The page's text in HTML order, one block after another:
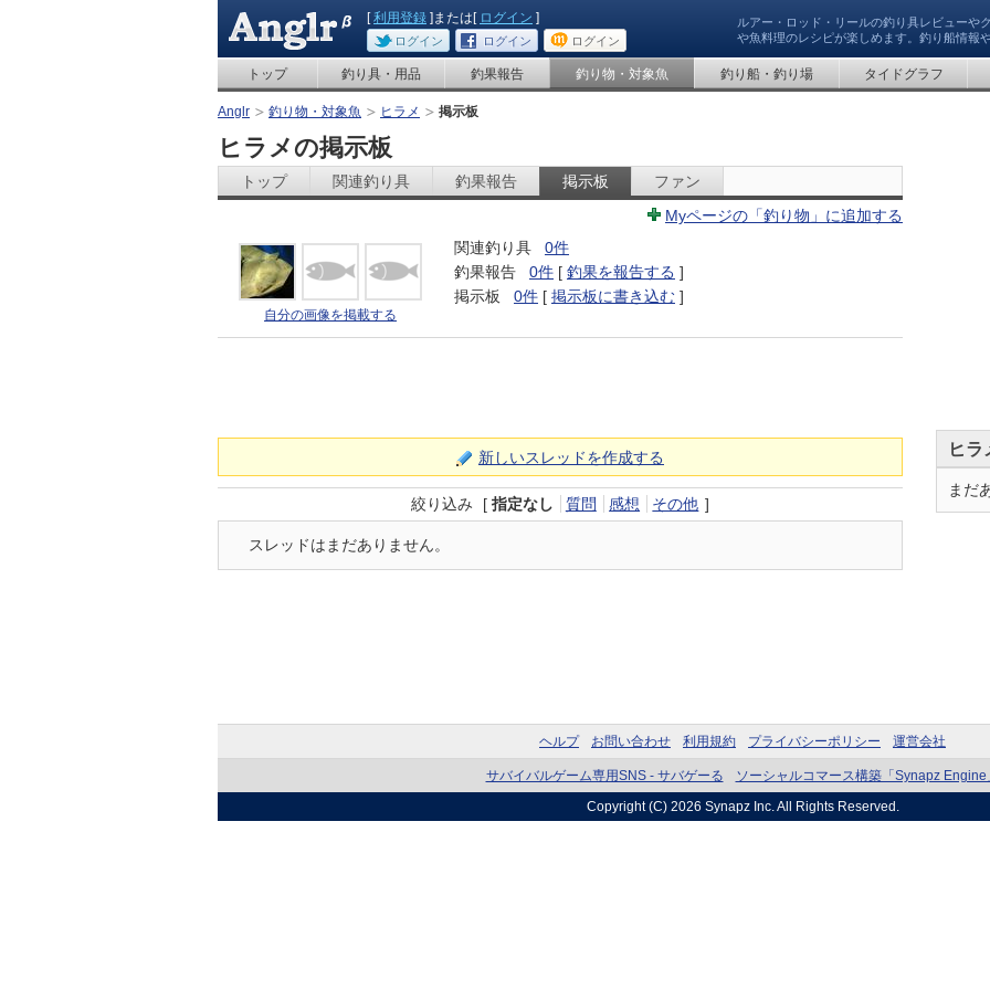
ルアー・ロッド・リールの釣り具レビューや
や魚料理のレシピが楽しめます。釣り船情報
[利用登録 ]または[ ログイン ]
ログイン ログイン ログイン
トップ 釣り具・用品 釣果報告 釣り物・対象魚 釣り船・釣り場 タイドグラフ
Anglr 釣り物・対象魚 ヒラメ 掲示板
ヒラメの掲示板
トップ 関連釣り具 釣果報告 掲示板
ファン
Myページの「釣り物」に追加する
自分の画像を掲載する
関連釣り具
0件
釣果報告
0件 [ 釣果を報告する ]
掲示板
0件 [ 掲示板に書き込む ]
新しいスレッドを作成する
絞り込み [ 指定なし 質問 感想 その他 ]
スレッドはまだありません。
ヒラ
まだ
ヘルプ お問い合わせ 利用規約 プライバシーポリシー 運営会社
サバイバルゲーム専用SNS - サバゲーる
ソーシャルコマース構築「Synapz Engine
Copyright (C) 2026 Synapz Inc.All Rights Reserved.